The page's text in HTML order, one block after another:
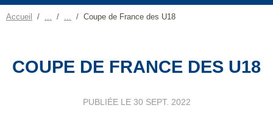
Accueil Coupe de France des U18
COUPE DE FRANCE DES U18
PUBLIÉE LE 30 SEPT. 2022